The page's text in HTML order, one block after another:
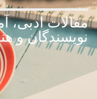
مقالات ادبی،
نویسندگان و